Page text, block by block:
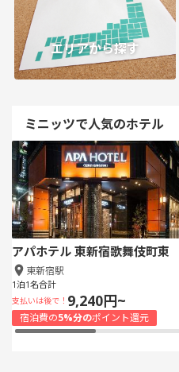
エリアから探す
ミニッツで人気のホテル
アパホテル 東新宿歌舞伎町東
東新宿駅
1泊1名合計
支払いは後で！ 9,240円~
宿泊費の5%分のポイント還元